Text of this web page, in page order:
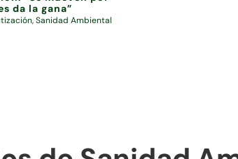
da la gana”
,Sanidad Ambiental